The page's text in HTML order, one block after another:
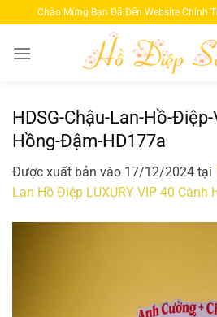
qua
nội
Chào Mừng Bạn Đã Đến Website Chính
HDSG-Chậu-Lan-Hồ-
Hồng-Đậm-HD177a
Được xuất bản vào 17/12/2024 tại
Lan Hồ Điệp LUXURY VIP 40 Cành